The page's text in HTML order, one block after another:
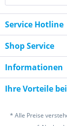
Service Hotline
Shop Service
Informationen
Ihre Vorteile
* Alle Preise